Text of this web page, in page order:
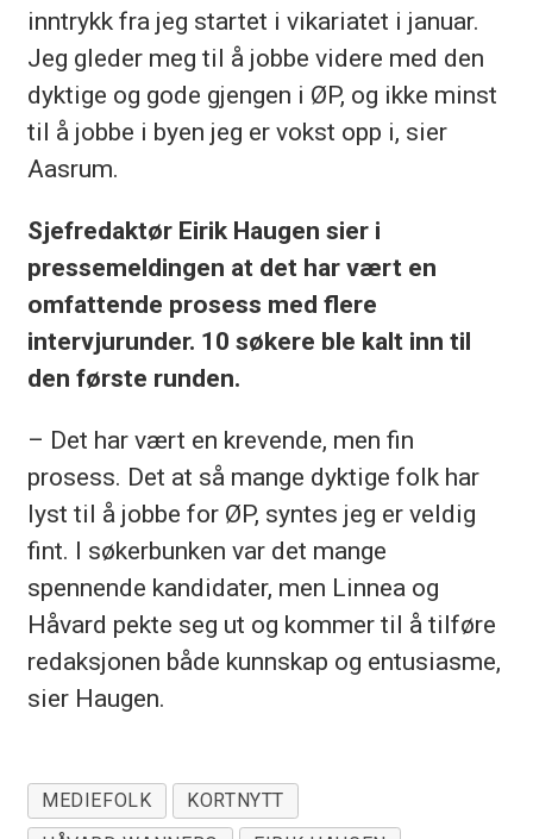
inntrykk fra jeg startet i vikariatet i januar.
Jeg gleder meg til å jobbe videre med den
dyktige og gode gjengen i ØP, og ikke minst
til å jobbe i byen jeg er vokst opp i, sier
Aasrum.
Sjefredaktør Eirik Haugen sier i
pressemeldingen at det har vært en
omfattende prosess med flere
intervjurunder. 10 søkere ble kalt inn til
den første runden.
– Det har vært en krevende, men fin
prosess. Det at så mange dyktige folk har
lyst til å jobbe for ØP, syntes jeg er veldig
fint. I søkerbunken var det mange
spennende kandidater, men Linnea og
Håvard pekte seg ut og kommer til å tilføre
redaksjonen både kunnskap og entusiasme,
sier Haugen.
MEDIEFOLK
KORTNYTT